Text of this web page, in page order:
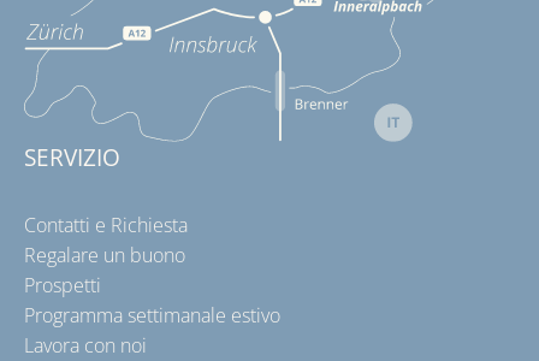
SERVIZIO
Contatti e Richiesta
Regalare un buono
Prospetti
Programma settimanale estivo
Lavora con noi